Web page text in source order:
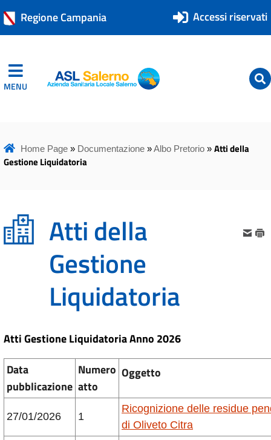
Regione Campania Accessi riservati
MENU ASL Salerno
ASL Salerno
Home Page» Documentazione»Albo Pretorio» Atti della
Gestione Liquidatoria
Atti della
Gestione
Liquidatoria
Atti GestioneLiquidatoriaAnno 2026
Data
pubblicazione
Numero
atto
Oggetto
27/01/2026 1
Ricognizione delle residue
di Oliveto Citra